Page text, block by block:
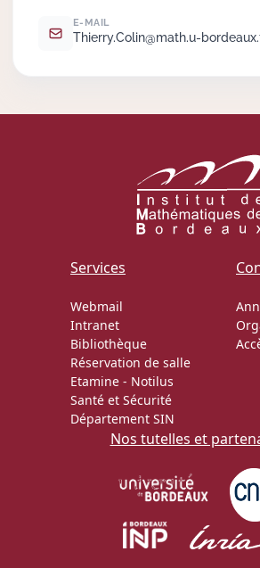
E-MAIL
Thierry.Colin@math.u-bordeaux.
Services
Webmail
Intranet
Bibliothèque
Réservation de salle
Etamine - Notilus
Santé et Sécurité
Département SIN
Nos tutelles et